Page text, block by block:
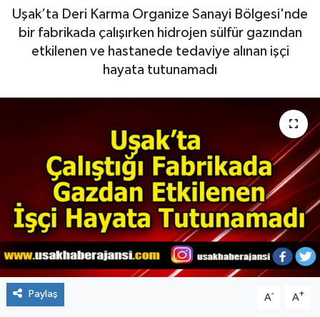
Uşak’ta Deri Karma Organize Sanayi Bölgesi'nde
bir fabrikada çalışırken hidrojen sülfür gazından
etkilenen ve hastanede tedaviye alınan işçi
hayata tutunamadı
Paylaş A- A+
SAĞLIK
LEZETLERİMİZ
ÇEVRE
DÜNYA
HABERDE İNSAN
BİLİM VE TEKNOLOJİ
KAMPANYALAR
Puan Durumu ve Fikstür
Tüm Manşetler